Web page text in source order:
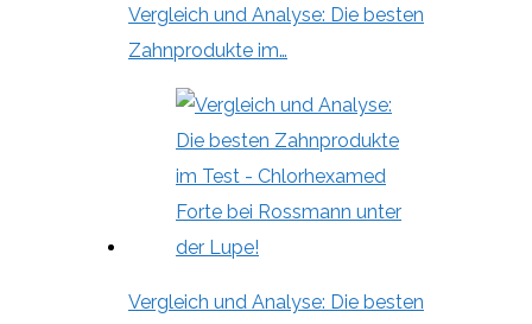
Vergleich und Analyse: Die besten
Zahnprodukte im…
Vergleich und Analyse: Die besten